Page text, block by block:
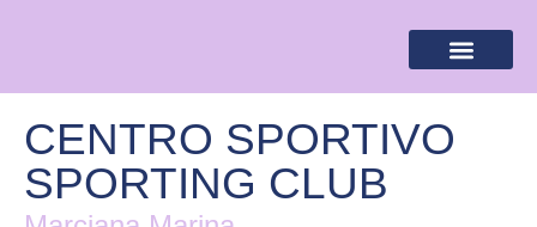
CENTRO SPORTIVO
SPORTING CLUB